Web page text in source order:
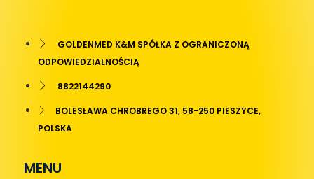
GOLDENMED K&M SPÓŁKA Z OGRANICZONĄ
ODPOWIEDZIALNOŚCIĄ
8822144290
BOLESŁAWA CHROBREGO 31, 58-250 PIESZYCE,
POLSKA
MENU